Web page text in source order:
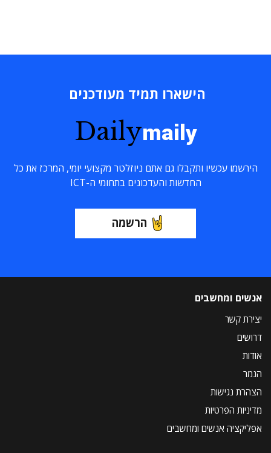
הישארו תמיד מעודכנים
Dailymaily
הירשמו עכשיו ותקבלו גם אתם ניוזלטר מקצועי יומי, המרכז את כל
החדשות והעדכונים בתחומי ה-ICT
הרשמה
אנשים ומחשבים
יצירת קשר
דרושים
אודות
הנמר
הצהרת נגישות
מדיניות הפרטיות
אפליקציה אנשים ומחשבים